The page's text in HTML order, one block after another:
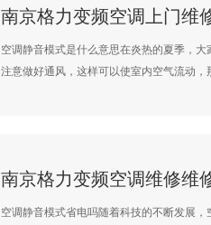
空调静音模式是什么意思在炎热的夏季，
注意做好通风，这样可以使室内空气流动，
空调静音模式省电吗随着科技的不断发展